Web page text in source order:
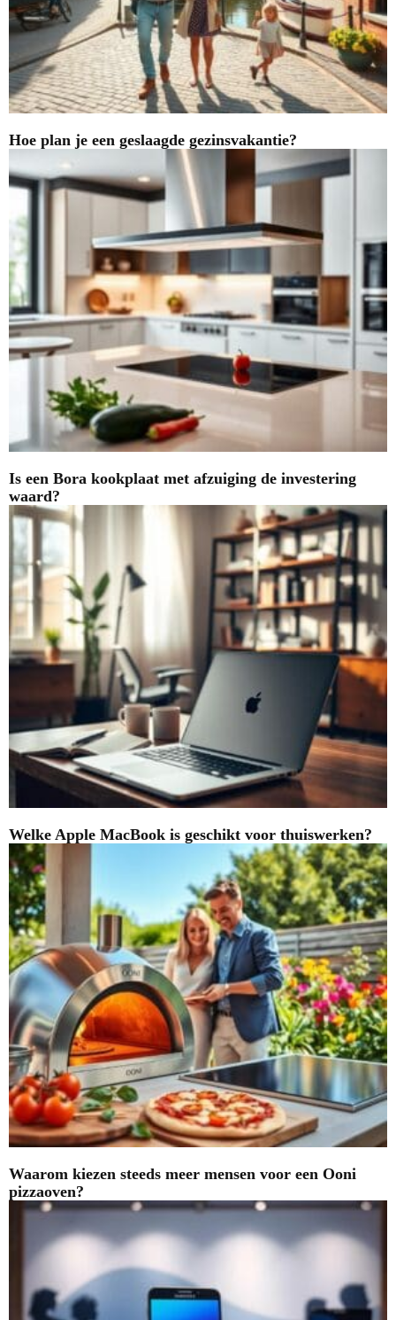
Hoe plan je een geslaagde gezinsvakantie?
Is een Bora kookplaat met afzuiging de investering
waard?
Welke Apple MacBook is geschikt voor thuiswerken?
Waarom kiezen steeds meer mensen voor een Ooni
pizzaoven?